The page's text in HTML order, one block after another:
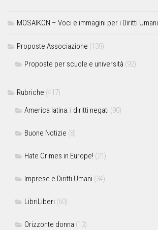
MOSAIKON – Voci e immagini per i Diritti Umani
Proposte Associazione (139)
Proposte per scuole e università (92)
Rubriche (417)
America latina: i diritti negati (90)
Buone Notizie (8)
Hate Crimes in Europe! (21)
Imprese e Diritti Umani (34)
LibriLiberi (60)
Orizzonte donna (13)